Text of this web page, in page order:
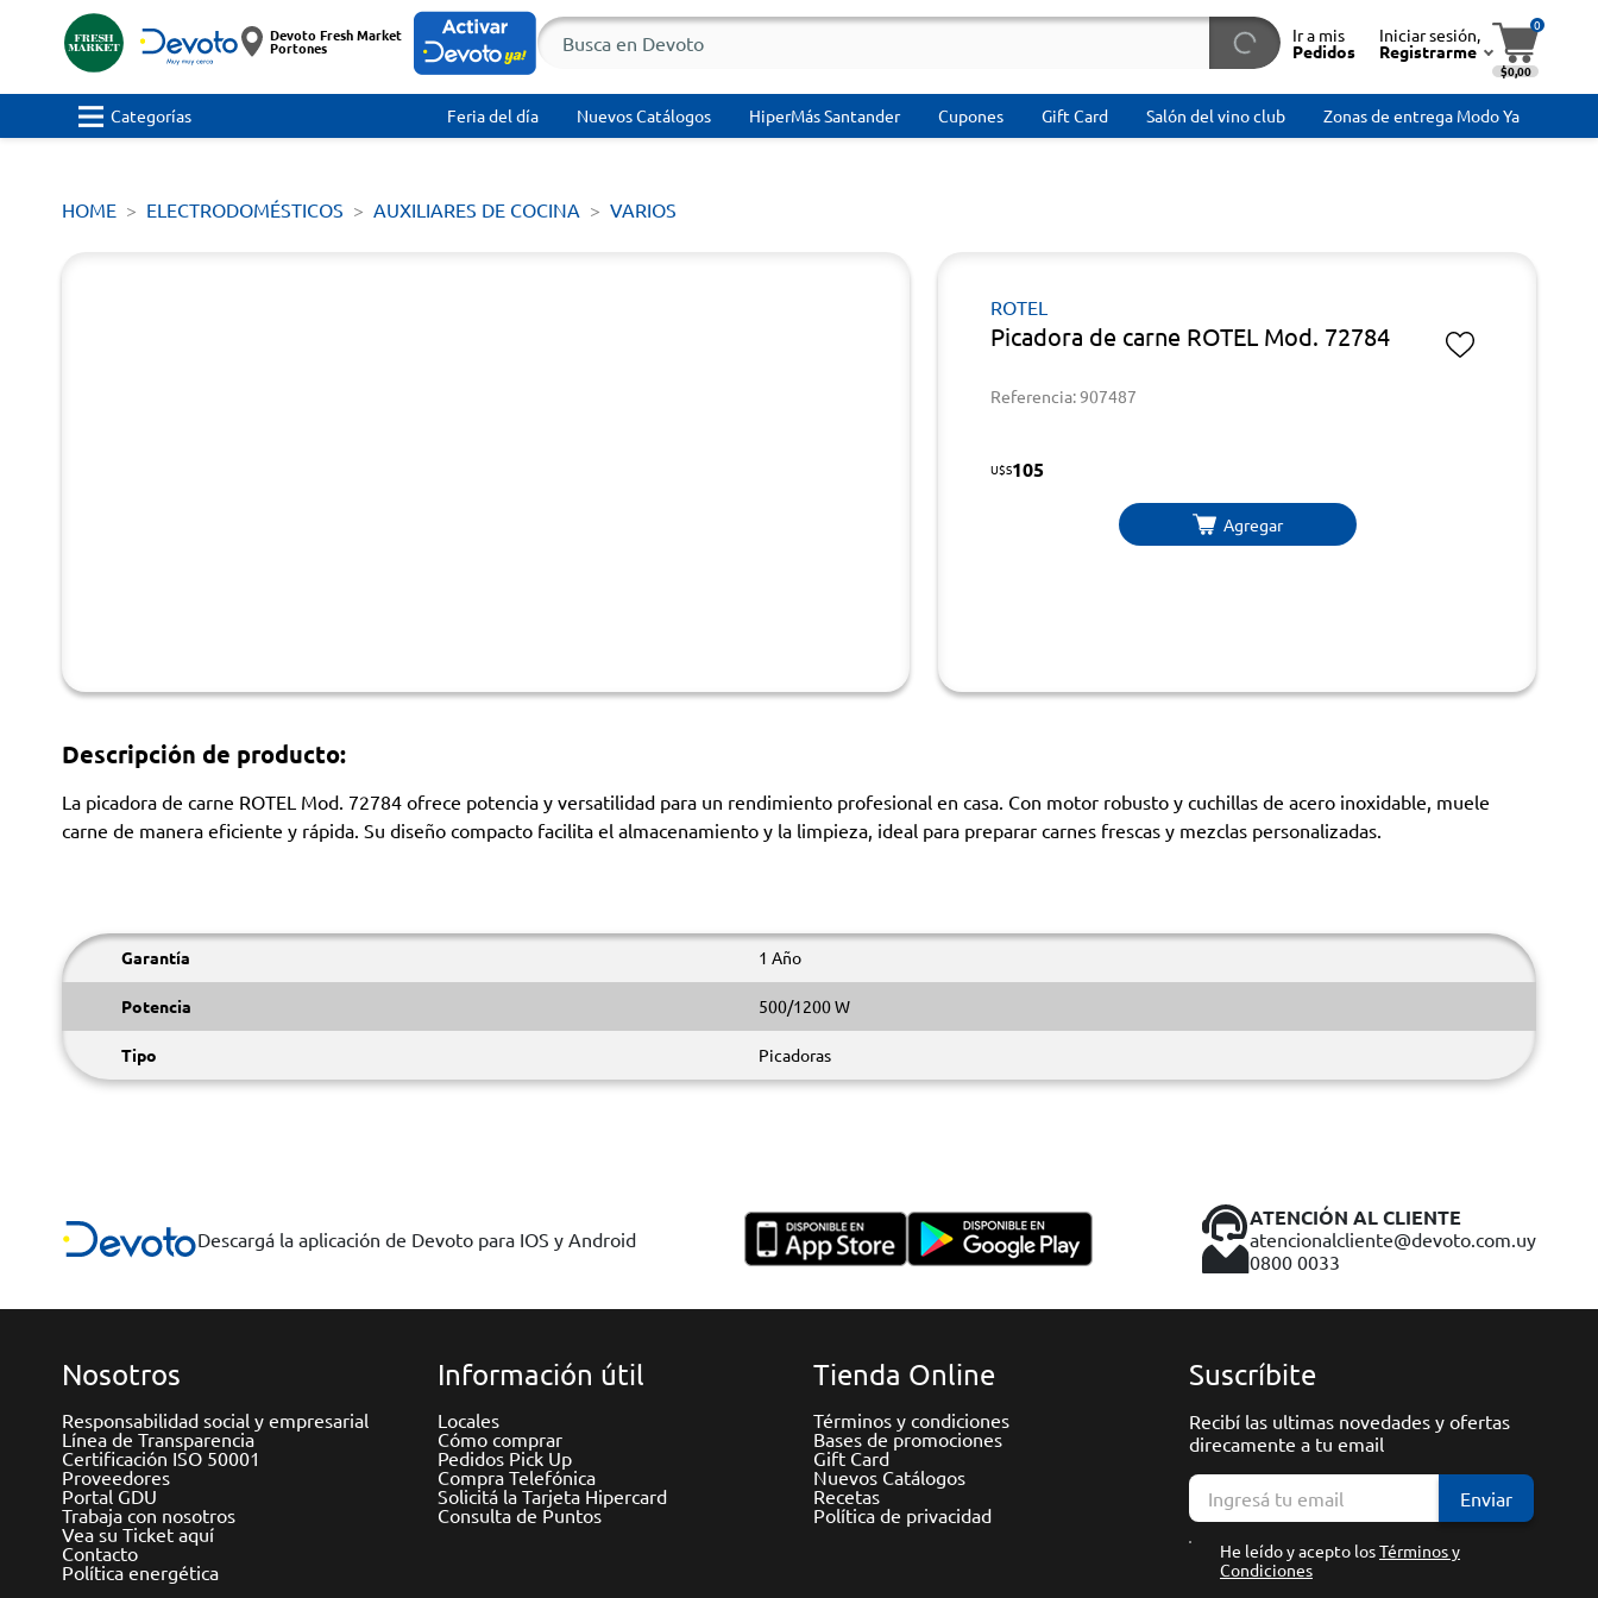
Devoto Fresh Market
Portones
Ir a mis
Pedidos
Iniciar sesión,
Registrarme
0
$0,00
Categorías Feria del día Nuevos Catálogos HiperMás Santander Cupones Gift Card Salón del vino club Zonas de entrega Modo Ya
HOME ELECTRODOMÉSTICOS AUXILIARES DE COCINA VARIOS
ROTEL
Picadora de carne ROTEL Mod. 72784
Referencia: 907487
U$S105
Agregar
Descripción de producto:
La picadora de carne ROTEL Mod. 72784 ofrece potencia y versatilidad para un rendimiento profesional en casa. Con motor robusto y cuchillas de acero inoxidable, muele
carne de manera eficiente y rápida. Su diseño compacto facilita el almacenamiento y la limpieza, ideal para preparar carnes frescas y mezclas personalizadas.
Garantía 1 Año
Potencia 500/1200 W
Tipo Picadoras
Descargá la aplicación de Devoto para IOS y Android
ATENCIÓN AL CLIENTE
atencionalcliente@devoto.com.uy
0800 0033
Nosotros
Responsabilidad social y empresarial
Línea de Transparencia
Certificación ISO 50001
Proveedores
Portal GDU
Trabaja con nosotros
Vea su Ticket aquí
Contacto
Política energética
Información útil
Locales
Cómo comprar
Pedidos Pick Up
Compra Telefónica
Solicitá la Tarjeta Hipercard
Consulta de Puntos
Tienda Online
Términos y condiciones
Bases de promociones
Gift Card
Nuevos Catálogos
Recetas
Política de privacidad
Suscríbite
Recibí las ultimas novedades y ofertas
direcamente a tu email
Enviar
He leído y acepto losTérminos y
Condiciones